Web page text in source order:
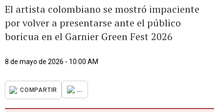
El artista colombiano se mostró impaciente
por volver a presentarse ante el público
boricua en el Garnier Green Fest 2026
8 de mayo de 2026 - 10:00 AM
COMPARTIR ...